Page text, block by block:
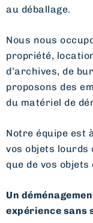
au déballage.
Nous nous
propriété,
d’archives, de
proposons des
du matériel de
Notre équipe est
vos objets lourds
que de vos objets
Un
expérience sans